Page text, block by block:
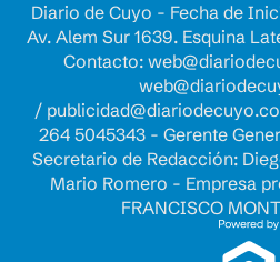
Diario de Cuyo - Fecha de
Av. Alem Sur 1639. Esquina
Contacto:
/
264 5045343 - Gerente
Secretario de Redacción:
Mario Romero - Empresa
FRANCISCO